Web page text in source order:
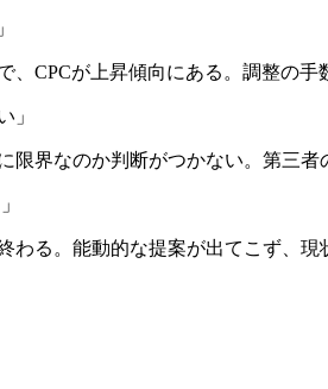
CPCが上昇傾向にある。調整の手
」
限界なのか判断がつかない。第三者
わる。能動的な提案が出てこず、現